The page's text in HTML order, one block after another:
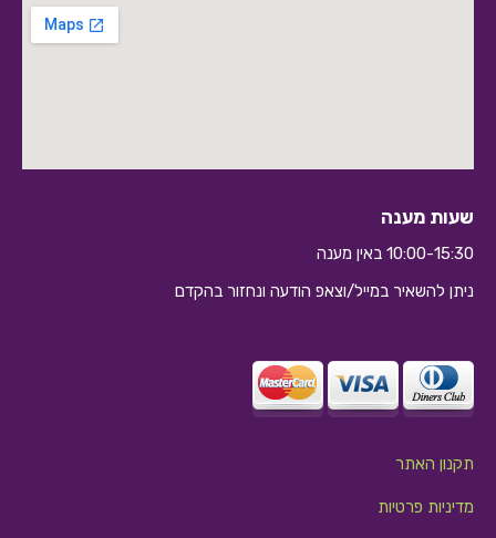
שעות מענה
10:00-15:30 באין מענה
ניתן להשאיר במייל/וצאפ הודעה ונחזור בהקדם
תקנון האתר
מדיניות פרטיות